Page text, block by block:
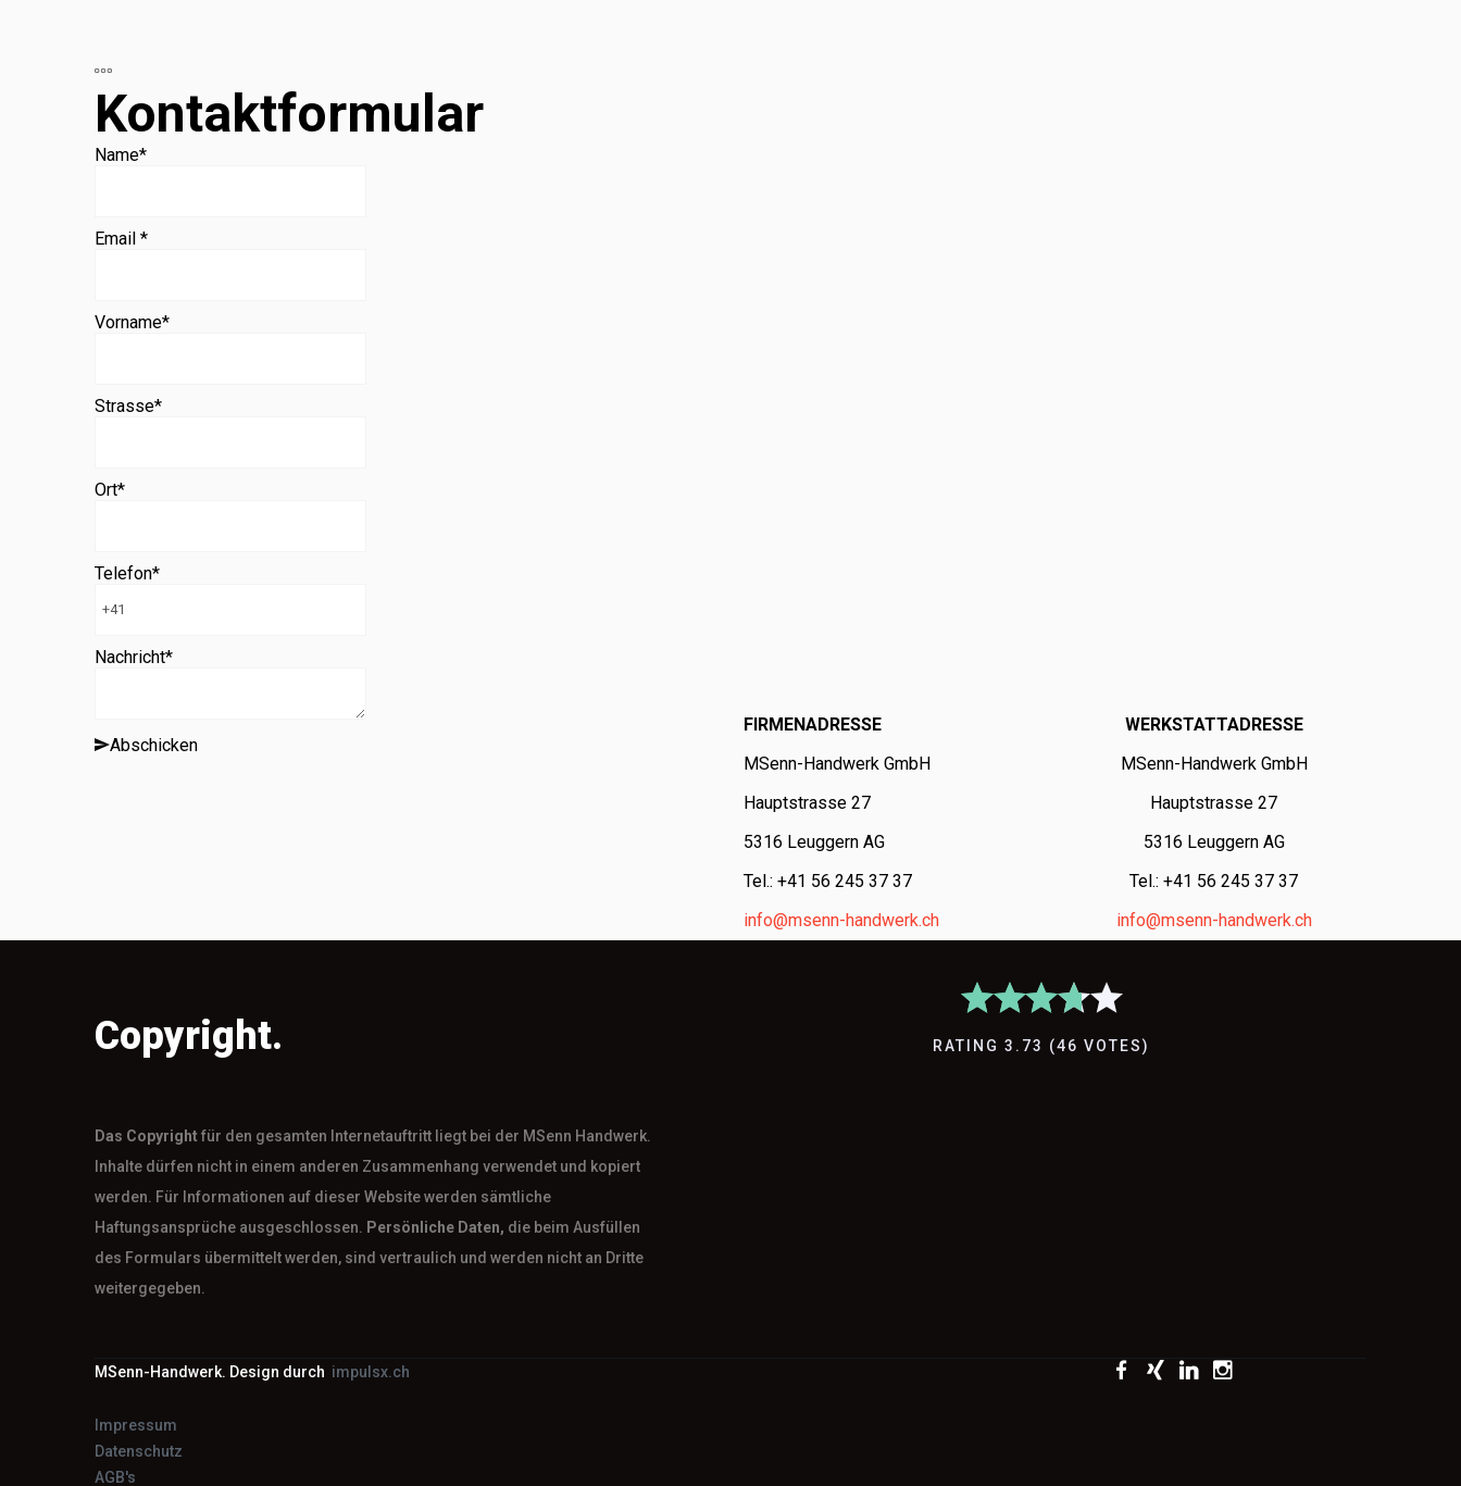
Kontaktformular
Name*
Email *
Vorname*
Strasse*
Ort*
Telefon*
Nachricht*
Abschicken
FIRMENADRESSE
MSenn-Handwerk GmbH
Hauptstrasse 27
5316 Leuggern AG
Tel.: +41 56 245 37 37
info@msenn-handwerk.ch
WERKSTATTADRESSE
MSenn-Handwerk GmbH
Hauptstrasse 27
5316 Leuggern AG
Tel.: +41 56 245 37 37
info@msenn-handwerk.ch
Copyright.
Das Copyrightfür den gesamten Internetauftritt liegt bei der MSenn Handwerk.
Inhalte dürfen nicht in einem anderen Zusammenhang verwendet und kopiert
werden. Für Informationen auf dieser Website werden sämtliche
Haftungsansprüche ausgeschlossen. Persönliche Daten, die beim Ausfüllen
des Formulars übermittelt werden, sind vertraulich und werden nicht an Dritte
weitergegeben.
RATING3.73 (46 VOTES)
MSenn-Handwerk. Design durch impulsx.ch
Impressum
Datenschutz
AGB's